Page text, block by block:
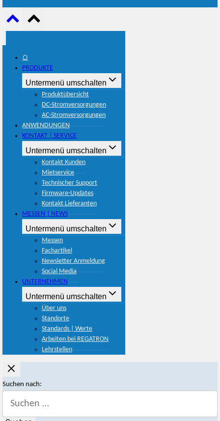
⌂
PRODUKTE
Untermenü umschalten
Produktübersicht
DC-Stromversorgungen
AC-Stromversorgungen
ANWENDUNGEN
KONTAKT | SERVICE
Untermenü umschalten
Kontakt Kunden
Mietservice
Technischer Support
Firmware-Updates
Kontakt Lieferanten
MESSEN | NEWS
Untermenü umschalten
Messen
Fachartikel
Newsletter Anmeldung
Social Media
UNTERNEHMEN
Untermenü umschalten
Über uns
Standorte
Standards | Werte
Arbeiten bei REGATRON
Lehrstellen
Suchen nach: